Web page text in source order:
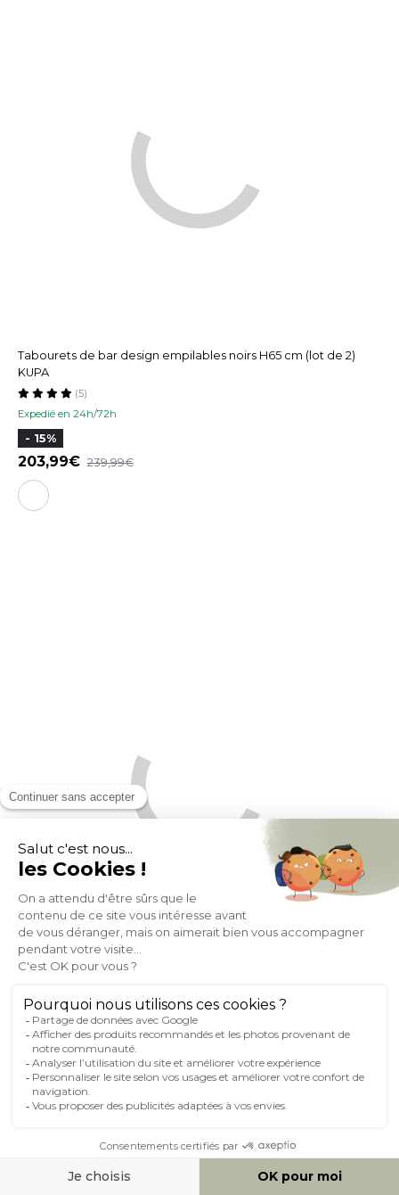
Tabourets de bar design empilables noirs H65 cm (lot de 2)
KUPA
Expedié en 24h/72h
(5)
- 15%
203,99 239,99
2) HOLO
Expedié en 24h/72h
(18)
- 37%
176,39